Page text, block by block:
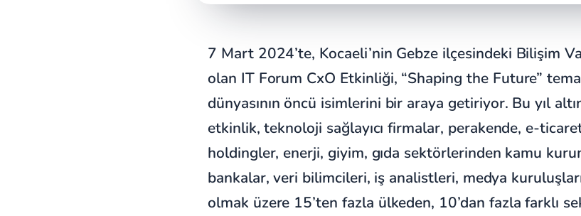
7 Mart 2024’te, Kocaeli’nin Gebze ilçesindeki Bilişim
olan IT Forum CxO Etkinliği, “Shaping the Future”
dünyasının öncü isimlerini bir araya getiriyor. Bu yıl
etkinlik, teknoloji sağlayıcı firmalar, perakende, e-
holdingler, enerji, giyim, gıda sektörlerinden kamu
bankalar, veri bilimcileri, iş analistleri, medya
olmak üzere 15’ten fazla ülkeden, 10’dan fazla farklı